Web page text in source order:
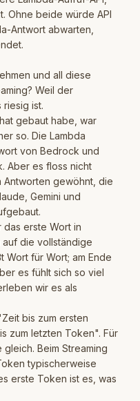
Ohne beide würde API
Antwort abwarten,
und all diese
Weil der
riesig ist.
gebaut habe, war
so. Die Lambda
von Bedrock und
Aber es floss nicht
Antworten gewöhnt, die
Gemini und
das erste Wort in
die vollständige
Wort für Wort; am Ende
es fühlt sich so viel
wir es als
bis zum ersten
zum letzten Token". Für
Beim Streaming
typischerweise
erste Token ist es, was